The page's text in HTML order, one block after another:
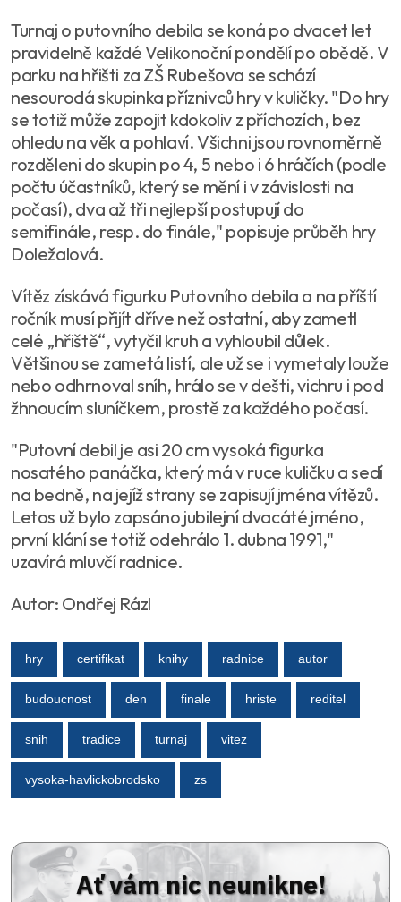
Turnaj o putovního debila se koná po dvacet let
pravidelně každé Velikonoční pondělí po obědě. V
parku na hřišti za ZŠ Rubešova se schází
nesourodá skupinka příznivců hry v kuličky. "Do hry
se totiž může zapojit kdokoliv z příchozích, bez
ohledu na věk a pohlaví. Všichni jsou rovnoměrně
rozděleni do skupin po 4, 5 nebo i 6 hráčích (podle
počtu účastníků, který se mění i v závislosti na
počasí), dva až tři nejlepší postupují do
semifinále, resp. do finále," popisuje průběh hry
Doležalová.
Vítěz získává figurku Putovního debila a na příští
ročník musí přijít dříve než ostatní, aby zametl
celé „hřiště“, vytyčil kruh a vyhloubil důlek.
Většinou se zametá listí, ale už se i vymetaly louže
nebo odhrnoval sníh, hrálo se v dešti, vichru i pod
žhnoucím sluníčkem, prostě za každého počasí.
"Putovní debil je asi 20 cm vysoká figurka
nosatého panáčka, který má v ruce kuličku a sedí
na bedně, na jejíž strany se zapisují jména vítězů.
Letos už bylo zapsáno jubilejní dvacáté jméno,
první klání se totiž odehrálo 1. dubna 1991,"
uzavírá mluvčí radnice.
Autor: Ondřej Rázl
hry certifikat knihy radnice autor
budoucnost den finale hriste reditel
snih tradice turnaj vitez
vysoka-havlickobrodsko zs
Ať vám nic neunikne!